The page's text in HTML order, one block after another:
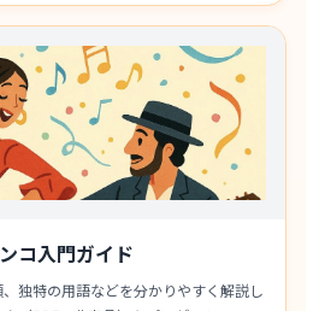
コ入門ガイド
独特の用語などを分かりやすく解説し